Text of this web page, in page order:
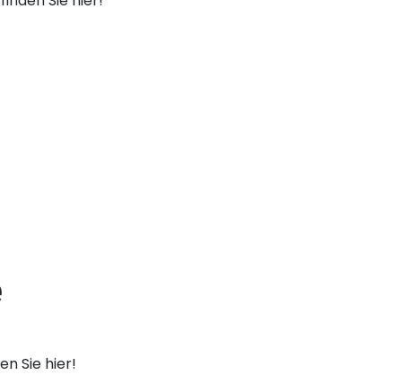
Sie hier!